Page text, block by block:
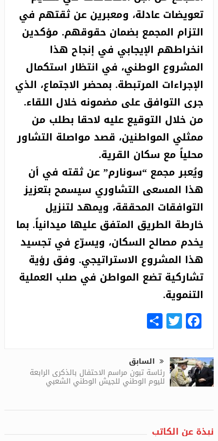
تعويضات عادلة، ومعبرين عن ثقتهم في
التزام المجمع بضمان حقوقهم. مؤكدين
انخراطهم الإيجابي في إنجاح هذا
المشروع الوطني، في انتظار استكمال
الإجراءات المرتبطة. بمحضر الاجتماع، الذي
جرى التوافق على مضمونه خلال اللقاء.
من خلال التوقيع عليه لاحقا بطلب من
ممثلي المواطنين، قصد مواصلة التشاور
محلياً مع سكان القرية.
ويُعبر مجمع “سونارم” عن ثقته في أن
هذا المسعى التشاوري سيسمح بتعزيز
التوافقات المحققة، ويمهد لتنزيل
خارطة الطريق المتفق عليها ميدانياً. بما
يخدم مصالح السكان، ويسرّع في تجسيد
هذا المشروع الاستراتيجي. وفق رؤية
تشاركية تضع المواطن في صلب العملية
التنموية.
Facebook
Twitter
Share
السابق
رئاسة تبون مراسم الاحتفال بالذكرى الرابعة
لليوم الوطني للجيش الوطني الشعبي
نبذة عن الكاتب